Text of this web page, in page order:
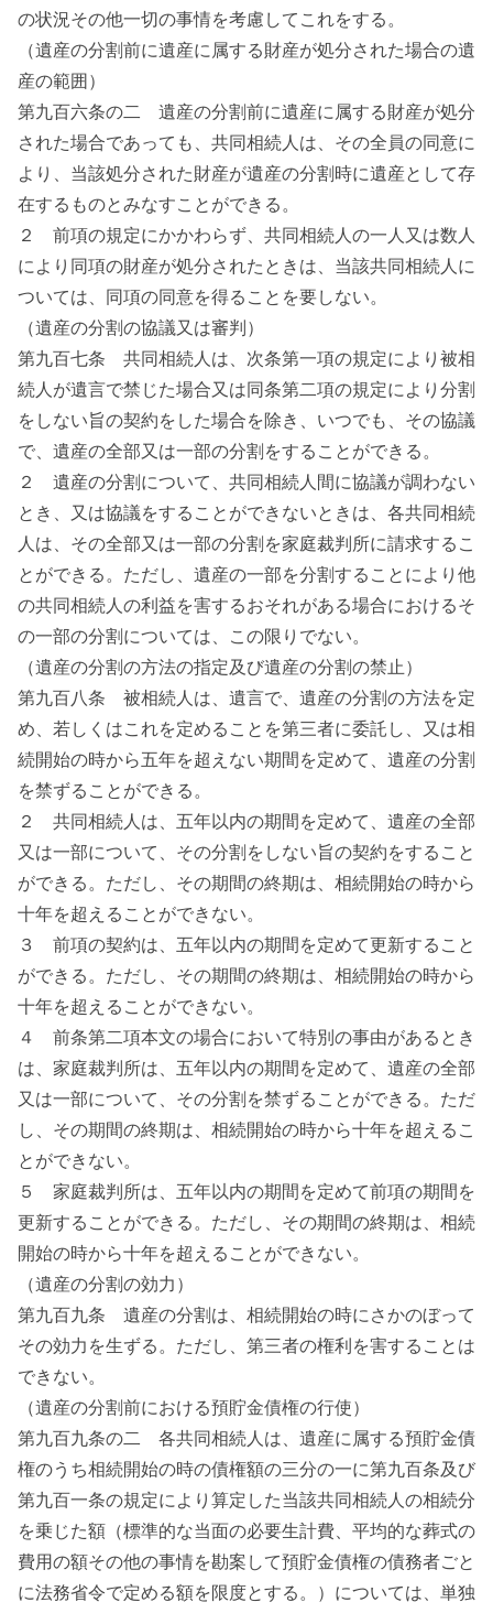
の状況その他一切の事情を考慮してこれをする。
（遺産の分割前に遺産に属する財産が処分された場合の遺
産の範囲）
第九百六条の二 遺産の分割前に遺産に属する財産が処分
された場合であっても、共同相続人は、その全員の同意に
より、当該処分された財産が遺産の分割時に遺産として存
在するものとみなすことができる。
２ 前項の規定にかかわらず、共同相続人の一人又は数人
により同項の財産が処分されたときは、当該共同相続人に
ついては、同項の同意を得ることを要しない。
（遺産の分割の協議又は審判）
第九百七条 共同相続人は、次条第一項の規定により被相
続人が遺言で禁じた場合又は同条第二項の規定により分割
をしない旨の契約をした場合を除き、いつでも、その協議
で、遺産の全部又は一部の分割をすることができる。
２ 遺産の分割について、共同相続人間に協議が調わない
とき、又は協議をすることができないときは、各共同相続
人は、その全部又は一部の分割を家庭裁判所に請求するこ
とができる。ただし、遺産の一部を分割することにより他
の共同相続人の利益を害するおそれがある場合におけるそ
の一部の分割については、この限りでない。
（遺産の分割の方法の指定及び遺産の分割の禁止）
第九百八条 被相続人は、遺言で、遺産の分割の方法を定
め、若しくはこれを定めることを第三者に委託し、又は相
続開始の時から五年を超えない期間を定めて、遺産の分割
を禁ずることができる。
２ 共同相続人は、五年以内の期間を定めて、遺産の全部
又は一部について、その分割をしない旨の契約をすること
ができる。ただし、その期間の終期は、相続開始の時から
十年を超えることができない。
３ 前項の契約は、五年以内の期間を定めて更新すること
ができる。ただし、その期間の終期は、相続開始の時から
十年を超えることができない。
４ 前条第二項本文の場合において特別の事由があるとき
は、家庭裁判所は、五年以内の期間を定めて、遺産の全部
又は一部について、その分割を禁ずることができる。ただ
し、その期間の終期は、相続開始の時から十年を超えるこ
とができない。
５ 家庭裁判所は、五年以内の期間を定めて前項の期間を
更新することができる。ただし、その期間の終期は、相続
開始の時から十年を超えることができない。
（遺産の分割の効力）
第九百九条 遺産の分割は、相続開始の時にさかのぼって
その効力を生ずる。ただし、第三者の権利を害することは
できない。
（遺産の分割前における預貯金債権の行使）
第九百九条の二 各共同相続人は、遺産に属する預貯金債
権のうち相続開始の時の債権額の三分の一に第九百条及び
第九百一条の規定により算定した当該共同相続人の相続分
を乗じた額（標準的な当面の必要生計費、平均的な葬式の
費用の額その他の事情を勘案して預貯金債権の債務者ごと
に法務省令で定める額を限度とする。）については、単独